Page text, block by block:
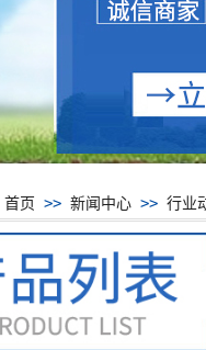
首页 >> 新闻中心 >> 行业